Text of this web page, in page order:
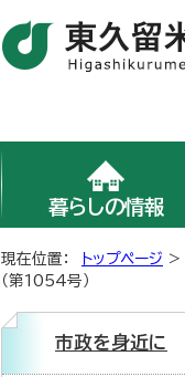
暮らしの情報
現在位置： トップページ >
（第1054号）
市政を身近に